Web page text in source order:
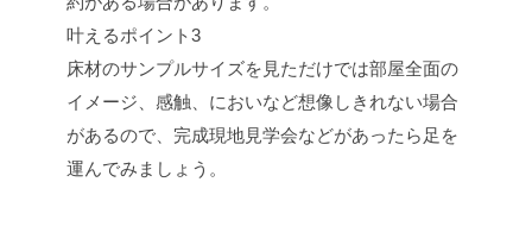
叶えるポイント3
床材のサンプルサイズを見ただけでは部屋全面の
イメージ、感触、においなど想像しきれない場合
があるので、完成現地見学会などがあったら足を
運んでみましょう。